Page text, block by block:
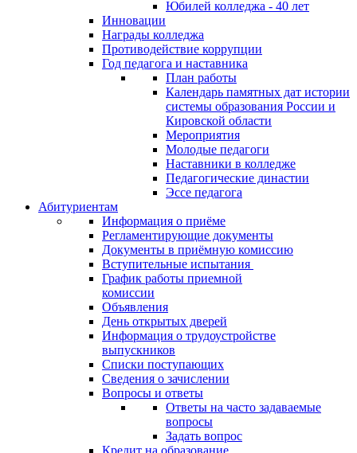
Юбилей колледжа - 40 лет
Инновации
Награды колледжа
Противодействие коррупции
Год педагога и наставника
План работы
Календарь памятных дат истории
системы образования России и
Кировской области
Мероприятия
Молодые педагоги
Наставники в колледже
Педагогические династии
Эссе педагога
Абитуриентам
Информация о приёме
Регламентирующие документы
Документы в приёмную комиссию
Вступительные испытания
График работы приемной
комиссии
Объявления
День открытых дверей
Информация о трудоустройстве
выпускников
Списки поступающих
Сведения о зачислении
Вопросы и ответы
Ответы на часто задаваемые
вопросы
Задать вопрос
Кредит на образование